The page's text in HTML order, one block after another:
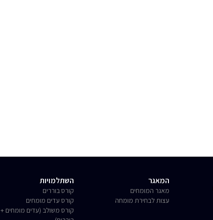
המאגר
מאגר המומחים
עצות לבחירת מומחה
השתלמויות
קורס בוררים
קורס עדים מומחים
קורס משולב (עדים מומחים +